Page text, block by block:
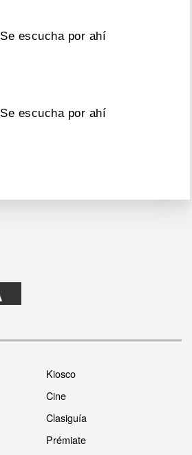
Se escucha por ahí
Se escucha por ahí
Kiosco
Cine
Clasiguía
Prémiate